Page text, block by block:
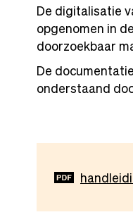
De digitalisatie
opgenomen in
doorzoekbaar
De
onderstaand
Document